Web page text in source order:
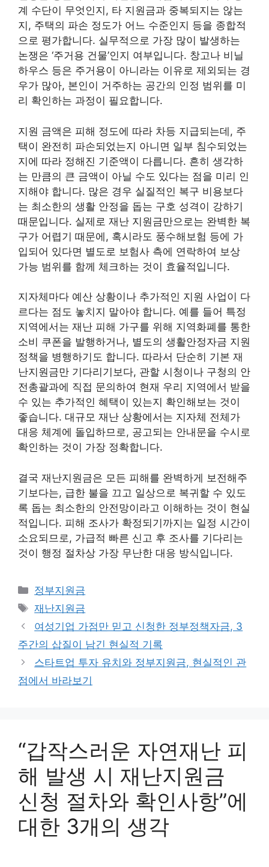
계 수단이 무엇인지, 타 지원금과 중복되지는 않는
지, 주택의 파손 정도가 어느 수준인지 등을 종합적
으로 평가합니다. 실무적으로 가장 많이 발생하는
논쟁은 ‘주거용 건물’인지 여부입니다. 창고나 비닐
하우스 등은 주거용이 아니라는 이유로 제외되는 경
우가 많아, 본인이 거주하는 공간의 인정 범위를 미
리 확인하는 과정이 필요합니다.
지원 금액은 피해 정도에 따라 차등 지급되는데, 주
택이 완전히 파손되었는지 아니면 일부 침수되었는
지에 따라 정해진 기준액이 다릅니다. 흔히 생각하
는 만큼의 큰 금액이 아닐 수도 있다는 점을 미리 인
지해야 합니다. 많은 경우 실질적인 복구 비용보다
는 최소한의 생활 안정을 돕는 구호 성격이 강하기
때문입니다. 실제로 재난 지원금만으로는 완벽한 복
구가 어렵기 때문에, 혹시라도 풍수해보험 등에 가
입되어 있다면 별도로 보험사 측에 연락하여 보상
가능 범위를 함께 체크하는 것이 효율적입니다.
지자체마다 예산 상황이나 추가적인 지원 사업이 다
르다는 점도 놓치지 말아야 합니다. 예를 들어 특정
지역에서는 재난 피해 가구를 위해 지역화폐를 통한
소비 쿠폰을 발행하거나, 별도의 생활안정자금 지원
정책을 병행하기도 합니다. 따라서 단순히 기본 재
난지원금만 기다리기보다, 관할 시청이나 구청의 안
전총괄과에 직접 문의하여 현재 우리 지역에서 받을
수 있는 추가적인 혜택이 있는지 확인해보는 것이
좋습니다. 대규모 재난 상황에서는 지자체 전체가
대응 체계에 돌입하므로, 공고되는 안내문을 수시로
확인하는 것이 가장 정확합니다.
결국 재난지원금은 모든 피해를 완벽하게 보전해주
기보다는, 급한 불을 끄고 일상으로 복귀할 수 있도
록 돕는 최소한의 안전망이라고 이해하는 것이 현실
적입니다. 피해 조사가 확정되기까지는 일정 시간이
소요되므로, 가급적 빠른 신고 후 조사를 기다리는
것이 행정 절차상 가장 무난한 대응 방식입니다.
카
테
고
리
정부지원금
태
그
재난지원금
여성기업 가점만 믿고 신청한 정부정책자금, 3
주간의 삽질이 남긴 현실적 기록
스타트업 투자 유치와 정부지원금, 현실적인 관
점에서 바라보기
“갑작스러운 자연재난 피
해 발생 시 재난지원금
신청 절차와 확인사항”에
대한 3개의 생각